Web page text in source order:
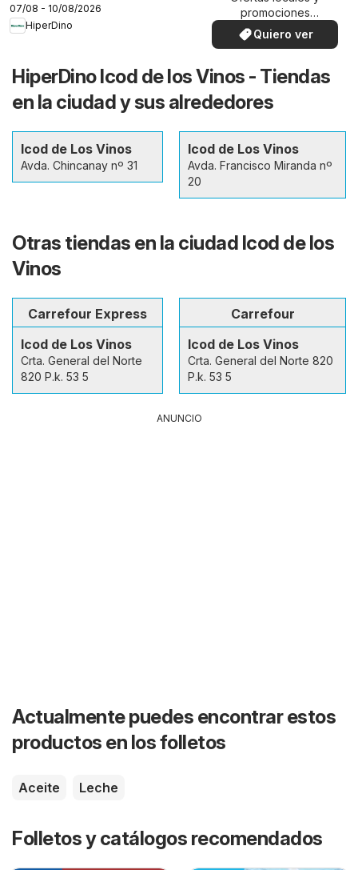
07/08 - 10/08/2026
HiperDino
promociones
especiales.
Quiero ver
HiperDino Icod de los Vinos - Tiendas
en la ciudad y sus alrededores
Icod de Los Vinos
Avda. Chincanay nº 31
Icod de Los Vinos
Avda. Francisco Miranda nº
20
Otras tiendas en la ciudad Icod de los
Vinos
Carrefour Express
Icod de Los Vinos
Crta. General del Norte
820 P.k. 53 5
Carrefour
Icod de Los Vinos
Crta. General del Norte 820
P.k. 53 5
ANUNCIO
Actualmente puedes encontrar estos
productos en los folletos
Aceite Leche
Folletos y catálogos recomendados